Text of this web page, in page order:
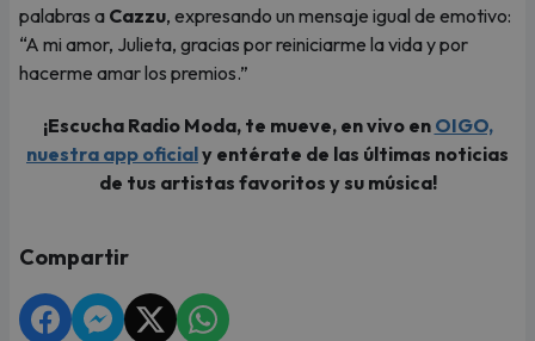
palabras a Cazzu, expresando un mensaje igual de emotivo:
“A mi amor, Julieta, gracias por reiniciarme la vida y por
hacerme amar los premios.”
¡Escucha Radio Moda, te mueve, en vivo en OIGO,
nuestra app oficialy entérate de las últimas noticias
de tus artistas favoritos y su música!
Compartir